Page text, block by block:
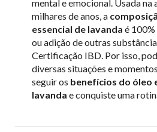
mental e emocional. Usada na
milhares de anos, a
essencial de lavanda é
ou adição de outras
Certificação IBD. Por isso,
diversas situações e
seguir os benefícios do óleo
lavanda e conquiste uma